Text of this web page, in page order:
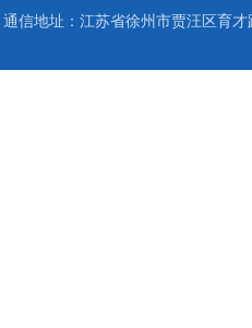
通信地址：江苏省徐州市贾汪区育